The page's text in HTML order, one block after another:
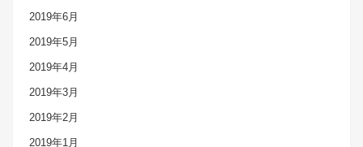
2019年6月
2019年5月
2019年4月
2019年3月
2019年2月
2019年1月